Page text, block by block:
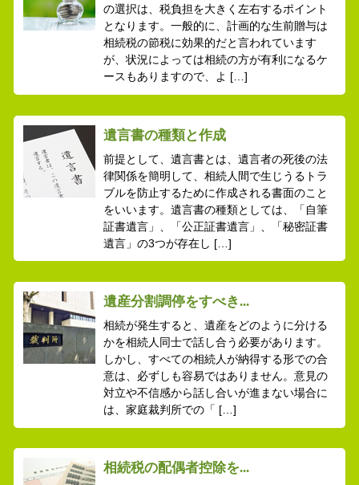
の選択は、税負担を大きく左右するポイント
となります。一般的に、計画的な生前贈与は
相続税の節税に効果的だと言われています
が、状況によっては相続の方が有利になるケ
ースもありますので、よ […]
遺言書の種類と作成
前提として、遺言書とは、遺言者の死後の法
律関係を簡明して、相続人間で生じうるトラ
ブルを防止するために作成される書面のこと
をいいます。遺言書の種類としては、「自筆
証書遺言」、「公正証書遺言」、「秘密証書
遺言」の3つが存在し […]
遺産分割調停をすべき...
相続が発生すると、遺産をどのように分ける
かを相続人同士で話し合う必要があります。
しかし、すべての相続人が納得する形での合
意は、必ずしも容易ではありません。意見の
対立や不信感から話し合いが進まない場合に
は、家庭裁判所での「 […]
相続税の配偶者控除を...